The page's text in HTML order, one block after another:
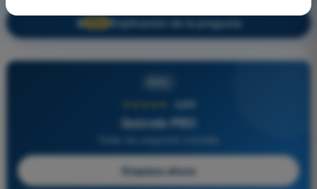
🔒 Explicación de la pregunta
4,6/5
Quizvds PRO
Empieza ahora